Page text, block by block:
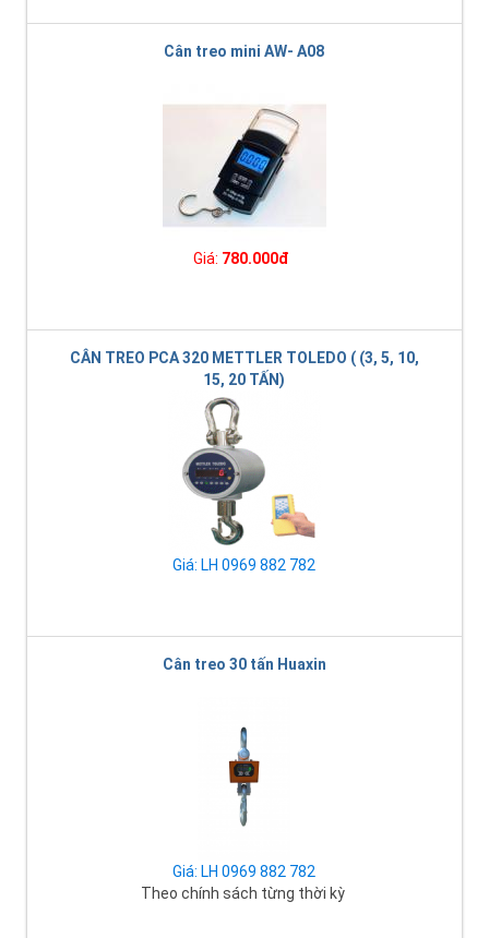
Cân treo mini AW- A08
Giá: 780.000đ
CÂN TREO PCA 320 METTLER TOLEDO ( (3, 5, 10,
15, 20 TẤN)
Giá: LH 0969 882 782
Cân treo 30 tấn Huaxin
Giá: LH 0969 882 782
Theo chính sách từng thời kỳ